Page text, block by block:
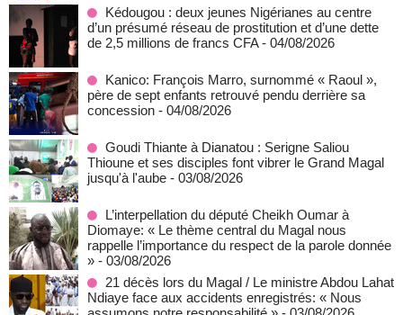
Kédougou : deux jeunes Nigérianes au centre
d’un présumé réseau de prostitution et d’une dette
de 2,5 millions de francs CFA - 04/08/2026
Kanico: François Marro, surnommé « Raoul »,
père de sept enfants retrouvé pendu derrière sa
concession - 04/08/2026
Goudi Thiante à Dianatou : Serigne Saliou
Thioune et ses disciples font vibrer le Grand Magal
jusqu'à l'aube - 03/08/2026
L’interpellation du député Cheikh Oumar à
Diomaye: « Le thème central du Magal nous
rappelle l’importance du respect de la parole donnée
» - 03/08/2026
21 décès lors du Magal / Le ministre Abdou Lahat
Ndiaye face aux accidents enregistrés: « Nous